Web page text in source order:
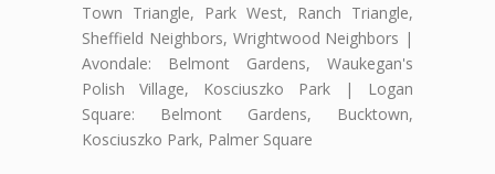
Town Triangle, Park West, Ranch Triangle,
Sheffield Neighbors, Wrightwood Neighbors |
Avondale: Belmont Gardens, Waukegan's
Polish Village, Kosciuszko Park | Logan
Square: Belmont Gardens, Bucktown,
Kosciuszko Park, Palmer Square